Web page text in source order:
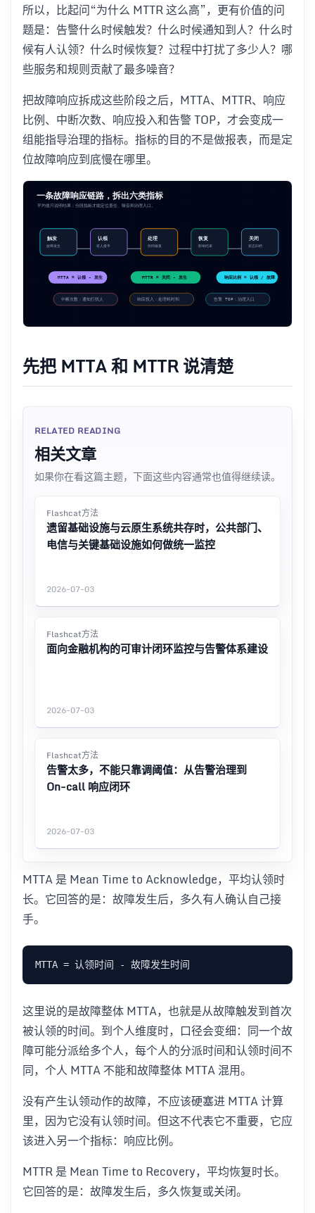
所以，比起问“为什么 MTTR 这么高”，更有价值的问
题是：告警什么时候触发？什么时候通知到人？什么时
候有人认领？什么时候恢复？过程中打扰了多少人？哪
些服务和规则贡献了最多噪音？
把故障响应拆成这些阶段之后，MTTA、MTTR、响应
比例、中断次数、响应投入和告警 TOP，才会变成一
组能指导治理的指标。指标的目的不是做报表，而是定
位故障响应到底慢在哪里。
先把 MTTA 和 MTTR 说清楚
RELATED READING
相关文章
如果你在看这篇主题，下面这些内容通常也值得继续读。
Flashcat方法
遗留基础设施与云原生系统共存时，公共部门、
电信与关键基础设施如何做统一监控
2026-07-03
Flashcat方法
面向金融机构的可审计闭环监控与告警体系建设
2026-07-03
Flashcat方法
告警太多，不能只靠调阈值：从告警治理到
On-call 响应闭环
2026-07-03
MTTA 是 Mean Time to Acknowledge，平均认领时
长。它回答的是：故障发生后，多久有人确认自己接
手。
这里说的是故障整体 MTTA，也就是从故障触发到首次
被认领的时间。到个人维度时，口径会变细：同一个故
障可能分派给多个人，每个人的分派时间和认领时间不
同，个人 MTTA 不能和故障整体 MTTA 混用。
没有产生认领动作的故障，不应该硬塞进 MTTA 计算
里，因为它没有认领时间。但这不代表它不重要，它应
该进入另一个指标：响应比例。
MTTR 是 Mean Time to Recovery，平均恢复时长。
它回答的是：故障发生后，多久恢复或关闭。